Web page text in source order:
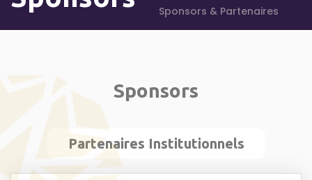
Sponsors & Partenaires
Sponsors
Partenaires Institutionnels